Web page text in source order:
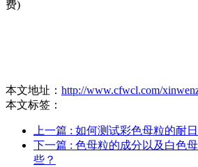
费)
本文地址： http://www.cfwcl.com/
本文标签：
上一篇 : 如何测试彩色母粒的耐
下一篇 : 色母粒的成分以及白色
些？